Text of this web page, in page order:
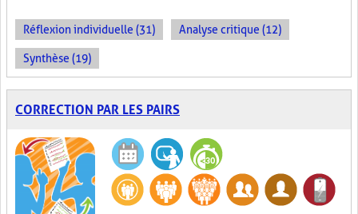
Réflexion individuelle (31) Analyse critique (12)
Synthèse (19)
CORRECTION PAR LES PAIRS